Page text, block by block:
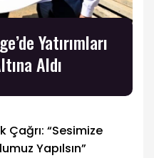
Yatırımları
Aldı
Çağrı: “Sesimize
Yapılsın”